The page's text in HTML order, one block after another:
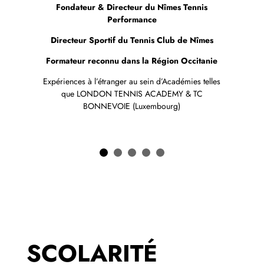
Fondateur & Directeur du Nîmes Tennis
Performance
Directeur Sportif du Tennis Club de Nîmes
Formateur reconnu dans la Région Occitanie
Expériences à l’étranger au sein d’Académies telles
que LONDON TENNIS ACADEMY & TC
BONNEVOIE (Luxembourg)
SCOLARITÉ